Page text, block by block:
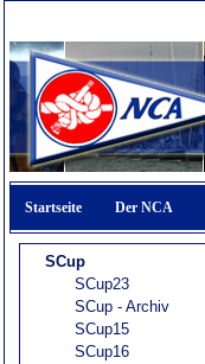
Startseite Der NCA
SCup
SCup23
SCup - Archiv
SCup15
SCup16